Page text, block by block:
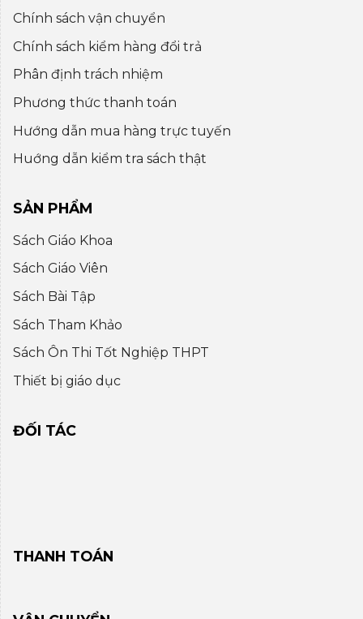
Chính sách vận chuyển
Chính sách kiểm hàng đổi trả
Phân định trách nhiệm
Phương thức thanh toán
Hướng dẫn mua hàng trực tuyến
Huớng dẫn kiểm tra sách thật
SẢN PHẨM
Sách Giáo Khoa
Sách Giáo Viên
Sách Bài Tập
Sách Tham Khảo
Sách Ôn Thi Tốt Nghiệp THPT
Thiết bị giáo dục
ĐỐI TÁC
THANH TOÁN